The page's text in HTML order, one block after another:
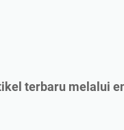
terbaru melalui